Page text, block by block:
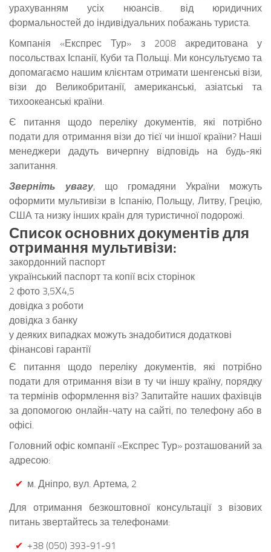
урахуванням усіх нюансів. від юридичних
формальностей до індивідуальних побажань туриста.
Компанія «Експрес Тур» з 2008 акредитована у
посольствах Іспанії, Куби та Польщі. Ми консультуємо та
допомагаємо нашим клієнтам отримати шенгенські візи,
візи до Великобританії, американські, азіатські та
тихоокеанські країни.
Є питання щодо переліку документів, які потрібно
подати для отримання візи до тієї чи іншої країни? Наші
менеджери дадуть вичерпну відповідь на будь-які
запитання.
Зверніть увагу, що громадяни України можуть
оформити мультивізи в Іспанію, Польщу, Литву, Грецію,
США та низку інших країн для туристичної подорожі.
Список основних документів для
отримання мультивізи:
закордонний паспорт
український паспорт та копії всіх сторінок
2 фото 3,5Х4,5
довідка з роботи
довідка з банку
у деяких випадках можуть знадобитися додаткові
фінансові гарантії
Є питання щодо переліку документів, які потрібно
подати для отримання візи в ту чи іншу країну, порядку
та термінів оформлення віз? Запитайте наших фахівців
за допомогою онлайн-чату на сайті, по телефону або в
офісі.
Головний офіс компанії «Експрес Тур» розташований за
адресою:
м. Дніпро, вул. Артема, 2
Для отримання безкоштовної консультації з візових
питань звертайтесь за телефонами:
+38 (050) 393-91-91